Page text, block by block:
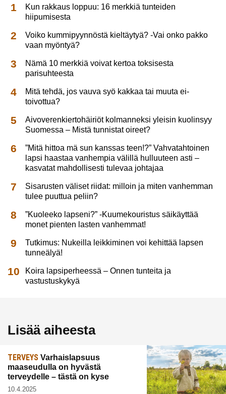
Kun rakkaus loppuu: 16 merkkiä tunteiden
hiipumisesta
Voiko kummipyynnöstä kieltäytyä? -Vai onko pakko
vaan myöntyä?
Nämä 10 merkkiä voivat kertoa toksisesta
parisuhteesta
Mitä tehdä, jos vauva syö kakkaa tai muuta ei-
toivottua?
Aivoverenkiertohäiriöt kolmanneksi yleisin kuolinsyy
Suomessa – Mistä tunnistat oireet?
”Mitä hittoa mä sun kanssas teen!?” Vahvatahtoinen
lapsi haastaa vanhempia välillä hulluuteen asti –
kasvatat mahdollisesti tulevaa johtajaa
Sisarusten väliset riidat: milloin ja miten vanhemman
tulee puuttua peliin?
”Kuoleeko lapseni?” -Kuumekouristus säikäyttää
monet pienten lasten vanhemmat!
Tutkimus: Nukeilla leikkiminen voi kehittää lapsen
tunneälyä!
Koira lapsiperheessä – Onnen tunteita ja
vastustuskykyä
Lisää aiheesta
TERVEYS Varhaislapsuus
maaseudulla on hyvästä
terveydelle – tästä on kyse
10.4.2025